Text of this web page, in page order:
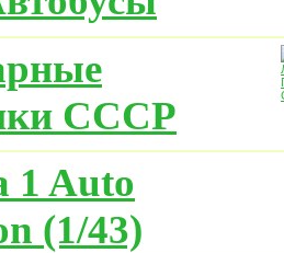
СССР
1 Auto
(1/43)